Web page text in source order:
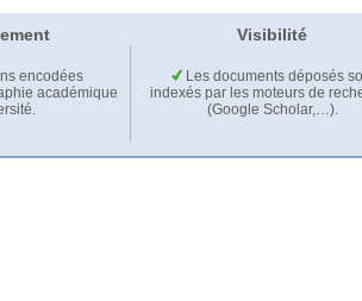
Visibilité
encodées
académique
Les documents déposés
indexés par les moteurs de
(Google Scholar,…).